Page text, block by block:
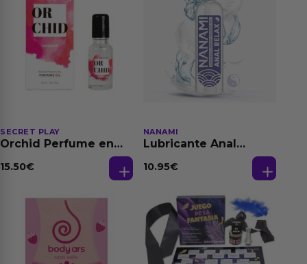
SECRET PLAY
Orchid Perfume en
Feromonas 20 ml
15.50€
NANAMI
Lubricante Anal
Dilatación Base Agua
10.95€